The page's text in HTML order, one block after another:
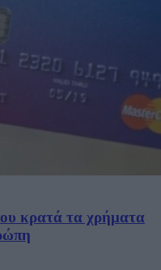
κρατά τα χρήματα